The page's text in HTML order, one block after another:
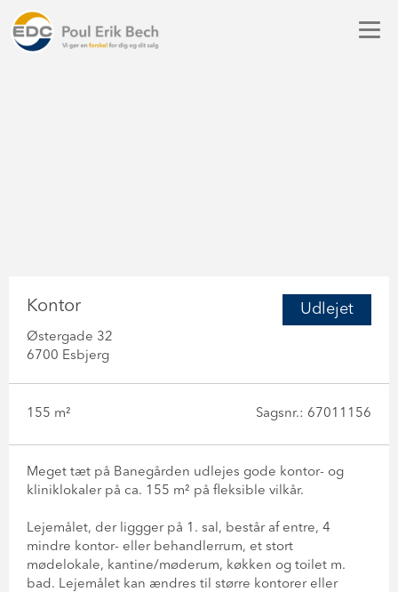
Udlejet
Kontor
Østergade 32
6700 Esbjerg
155 m² Sagsnr.: 67011156
Meget tæt på Banegården udlejes gode kontor- og
kliniklokaler på ca. 155 m² på fleksible vilkår.
Lejemålet, der liggger på 1. sal, består af entre, 4
mindre kontor- eller behandlerrum, et stort
mødelokale, kantine/møderum, køkken og toilet m.
bad. Lejemålet kan ændres til større kontorer eller